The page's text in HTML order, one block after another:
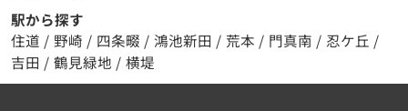
駅から探す
住道 / 野崎 / 四条畷 / 鴻池新田 / 荒本 / 門真南 / 忍ケ丘 /
吉田 / 鶴見緑地 / 横堤